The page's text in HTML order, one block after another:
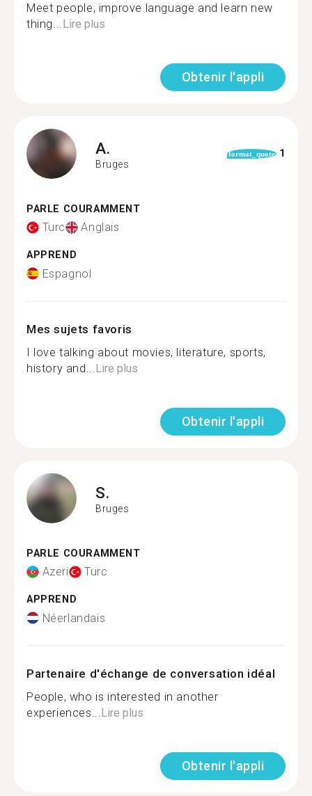
Meet people, improve language and learn new
thing... Lire plus
Obtenir l'appli
A.
Bruges
format_quote 1
PARLE COURAMMENT
Turc Anglais
APPREND
Espagnol
Mes sujets favoris
I love talking about movies, literature, sports,
history and... Lire plus
Obtenir l'appli
S.
Bruges
PARLE COURAMMENT
Azeri Turc
APPREND
Néerlandais
Partenaire d'échange de conversation idéal
People, who is interested in another
experiences... Lire plus
Obtenir l'appli